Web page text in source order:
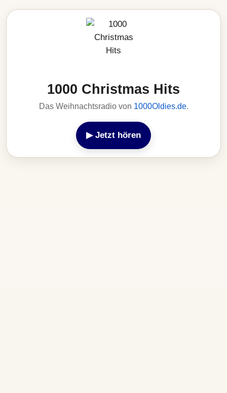
1000 Christmas Hits
Das Weihnachtsradio von 1000Oldies.de.
▶ Jetzt hören